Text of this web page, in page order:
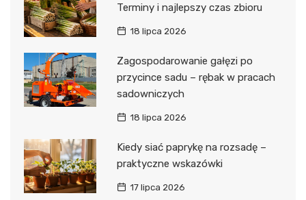
Terminy i najlepszy czas zbioru
18 lipca 2026
Zagospodarowanie gałęzi po
przycince sadu – rębak w pracach
sadowniczych
18 lipca 2026
Kiedy siać paprykę na rozsadę –
praktyczne wskazówki
17 lipca 2026